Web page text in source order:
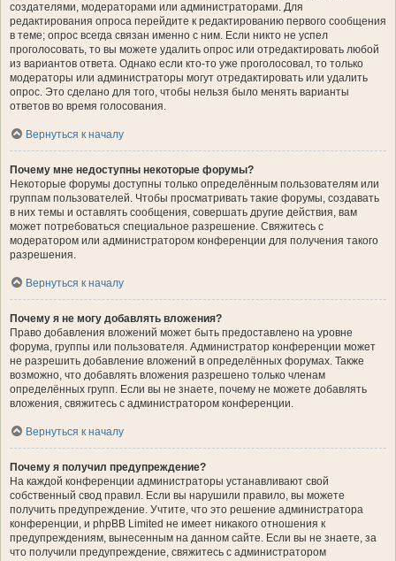
создателями, модераторами или администраторами. Для
редактирования опроса перейдите к редактированию первого сообщения
в теме; опрос всегда связан именно с ним. Если никто не успел
проголосовать, то вы можете удалить опрос или отредактировать любой
из вариантов ответа. Однако если кто-то уже проголосовал, то только
модераторы или администраторы могут отредактировать или удалить
опрос. Это сделано для того, чтобы нельзя было менять варианты
ответов во время голосования.
Вернуться к началу
Почему мне недоступны некоторые форумы?
Некоторые форумы доступны только определённым пользователям или
группам пользователей. Чтобы просматривать такие форумы, создавать
в них темы и оставлять сообщения, совершать другие действия, вам
может потребоваться специальное разрешение. Свяжитесь с
модератором или администратором конференции для получения такого
разрешения.
Вернуться к началу
Почему я не могу добавлять вложения?
Право добавления вложений может быть предоставлено на уровне
форума, группы или пользователя. Администратор конференции может
не разрешить добавление вложений в определённых форумах. Также
возможно, что добавлять вложения разрешено только членам
определённых групп. Если вы не знаете, почему не можете добавлять
вложения, свяжитесь с администратором конференции.
Вернуться к началу
Почему я получил предупреждение?
На каждой конференции администраторы устанавливают свой
собственный свод правил. Если вы нарушили правило, вы можете
получить предупреждение. Учтите, что это решение администратора
конференции, и phpBB Limited не имеет никакого отношения к
предупреждениям, вынесенным на данном сайте. Если вы не знаете, за
что получили предупреждение, свяжитесь с администратором